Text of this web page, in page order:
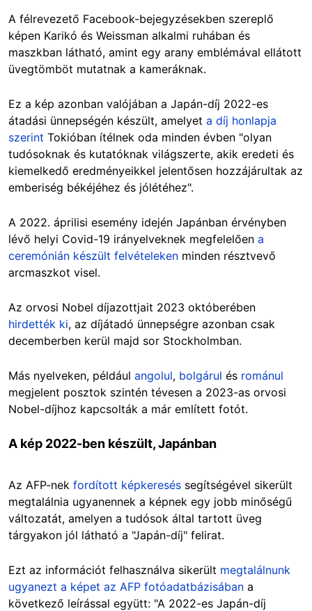
A félrevezető Facebook-bejegyzésekben szereplő
képen Karikó és Weissman alkalmi ruhában és
maszkban látható, amint egy arany emblémával ellátott
üvegtömböt mutatnak a kameráknak.
Ez a kép azonban valójában a Japán-díj 2022-es
átadási ünnepségén készült, amelyet a díj honlapja
szerint Tokióban ítélnek oda minden évben "olyan
tudósoknak és kutatóknak világszerte, akik eredeti és
kiemelkedő eredményeikkel jelentősen hozzájárultak az
emberiség békéjéhez és jólétéhez".
A 2022. áprilisi esemény idején Japánban érvényben
lévő helyi Covid-19 irányelveknek megfelelően a
ceremónián készült felvételeken minden résztvevő
arcmaszkot visel.
Az orvosi Nobel díjazottjait 2023 októberében
hirdették ki, az díjátadó ünnepségre azonban csak
decemberben kerül majd sor Stockholmban.
Más nyelveken, például angolul, bolgárul és románul
megjelent posztok szintén tévesen a 2023-as orvosi
Nobel-díjhoz kapcsolták a már említett fotót.
A kép 2022-ben készült, Japánban
Az AFP-nek fordított képkeresés segítségével sikerült
megtalálnia ugyanennek a képnek egy jobb minőségű
változatát, amelyen a tudósok által tartott üveg
tárgyakon jól látható a "Japán-díj" felirat.
Ezt az információt felhasználva sikerült megtalálnunk
ugyanezt a képet az AFP fotóadatbázisában a
következő leírással együtt: "A 2022-es Japán-díj